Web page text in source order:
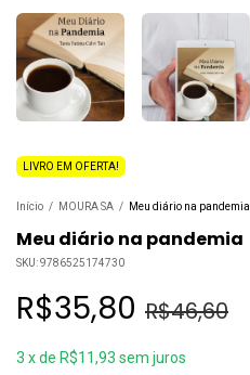
LIVRO EM OFERTA!
Início / MOURA SA / Meu diário na pandemia
Meu diário na pandemia
SKU:9786525174730
R$35,80 R$46,60
3 xde R$11,93 sem juros